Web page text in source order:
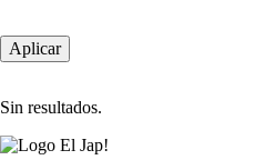
Sin resultados.